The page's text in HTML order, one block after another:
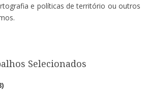
e políticas de território ou outros
Selecionados